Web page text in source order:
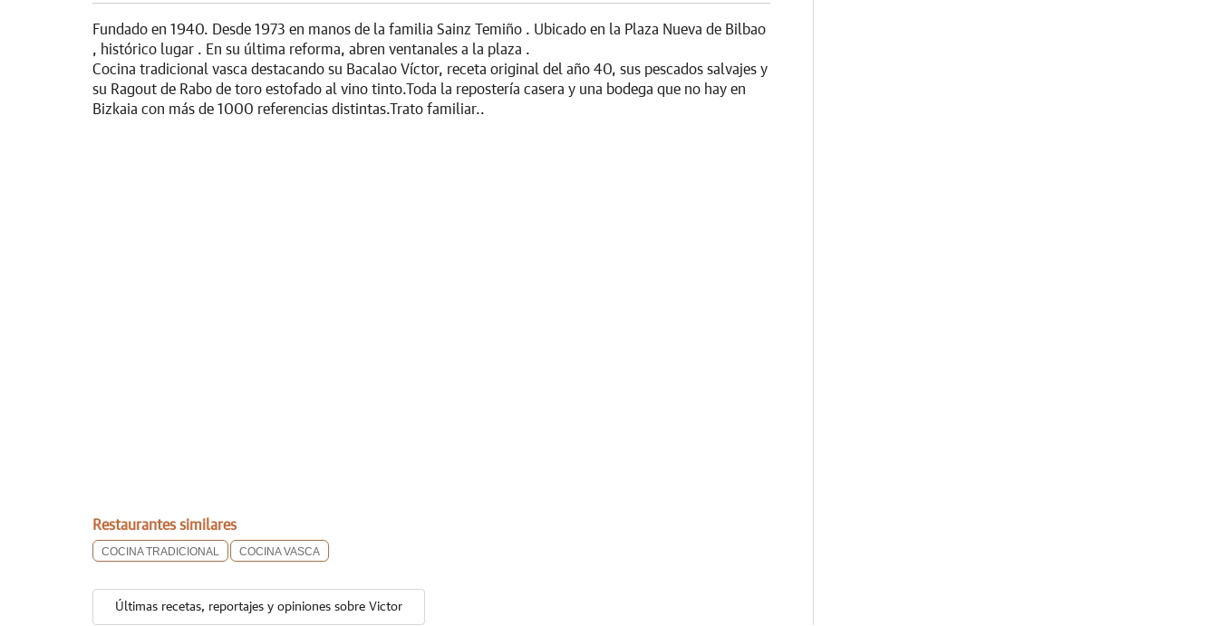
Fundado en 1940. Desde 1973 en manos de la familia Sainz Temiño . Ubicado en la Plaza Nueva de Bilbao
, histórico lugar . En su última reforma, abren ventanales a la plaza .
Cocina tradicional vasca destacando su Bacalao Víctor, receta original del año 40, sus pescados salvajes y
su Ragout de Rabo de toro estofado al vino tinto.Toda la repostería casera y una bodega que no hay en
Bizkaia con más de 1000 referencias distintas.Trato familiar..
Restaurantes similares
COCINA TRADICIONAL COCINA VASCA
Últimas recetas, reportajes y opiniones sobre Victor